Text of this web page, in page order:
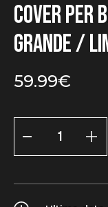
Cover per
Grande /
59.99€
Cover
per
BBQ
Kamado
/